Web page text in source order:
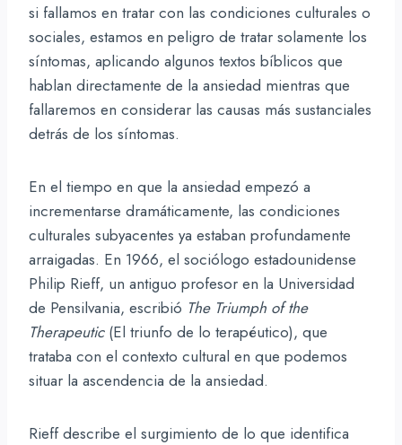
si fallamos en tratar con las condiciones culturales o
sociales, estamos en peligro de tratar solamente los
síntomas, aplicando algunos textos bíblicos que
hablan directamente de la ansiedad mientras que
fallaremos en considerar las causas más sustanciales
detrás de los síntomas.
En el tiempo en que la ansiedad empezó a
incrementarse dramáticamente, las condiciones
culturales subyacentes ya estaban profundamente
arraigadas. En 1966, el sociólogo estadounidense
Philip Rieff, un antiguo profesor en la Universidad
de Pensilvania, escribió The Triumph of the
Therapeutic (El triunfo de lo terapéutico), que
trataba con el contexto cultural en que podemos
situar la ascendencia de la ansiedad.
Rieff describe el surgimiento de lo que identifica